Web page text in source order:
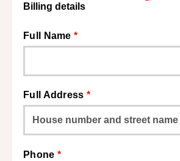
Billing details
Full Name *
Full Address *
Phone *